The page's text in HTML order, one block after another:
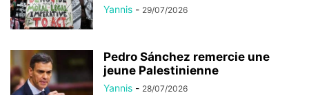
Yannis - 29/07/2026
Pedro Sánchez remercie une
jeune Palestinienne
Yannis - 28/07/2026